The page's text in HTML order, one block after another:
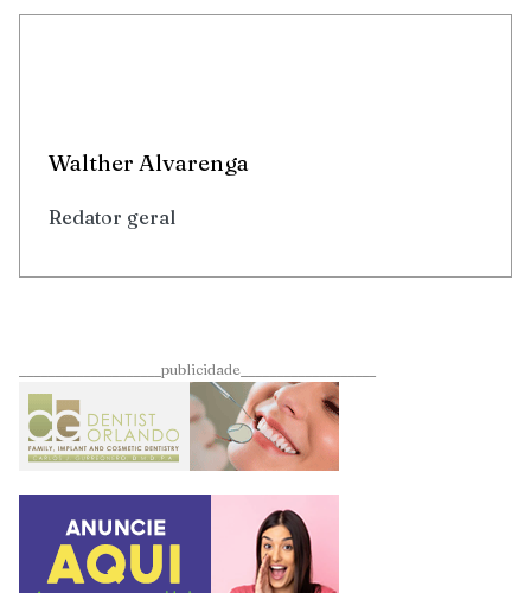
Walther Alvarenga
Redator geral
____________________publicidade___________________